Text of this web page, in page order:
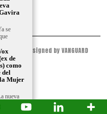
Designed by VANGUARD
se
de
como
del
Mujer
nueva
ha